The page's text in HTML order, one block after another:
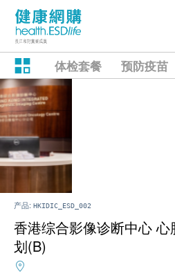
体检套餐 预防疫苗
产品: HKIDIC_ESD_002
香港综合影像诊断中心
划(B)